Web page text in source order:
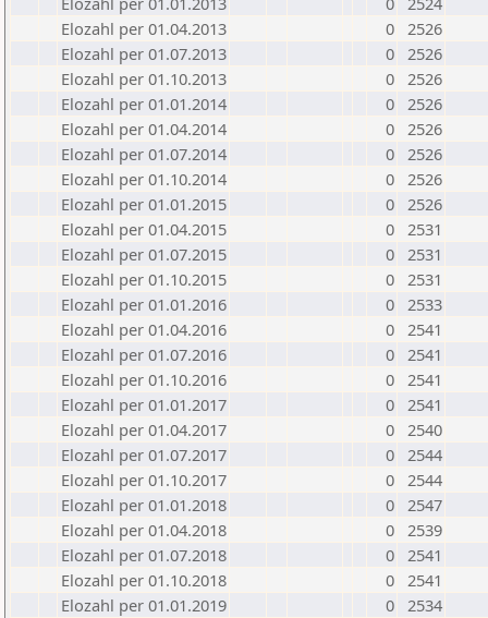
Elozahl per 01.04.2013
0 2526
Elozahl per 01.07.2013
0 2526
Elozahl per 01.10.2013
0 2526
Elozahl per 01.01.2014
0 2526
Elozahl per 01.04.2014
0 2526
Elozahl per 01.07.2014
0 2526
Elozahl per 01.10.2014
0 2526
Elozahl per 01.01.2015
0 2526
Elozahl per 01.04.2015
0 2531
Elozahl per 01.07.2015
0 2531
Elozahl per 01.10.2015
0 2531
Elozahl per 01.01.2016
0 2533
Elozahl per 01.04.2016
0 2541
Elozahl per 01.07.2016
0 2541
Elozahl per 01.10.2016
0 2541
Elozahl per 01.01.2017
0 2541
Elozahl per 01.04.2017
0 2540
Elozahl per 01.07.2017
0 2544
Elozahl per 01.10.2017
0 2544
Elozahl per 01.01.2018
0 2547
Elozahl per 01.04.2018
0 2539
Elozahl per 01.07.2018
0 2541
Elozahl per 01.10.2018
0 2541
Elozahl per 01.01.2019
0 2534